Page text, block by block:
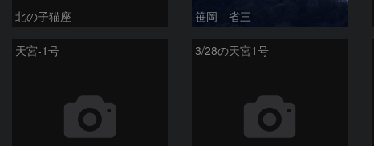
北の子猫座 笹岡 省三
天宮-1号 3/28の天宮1号